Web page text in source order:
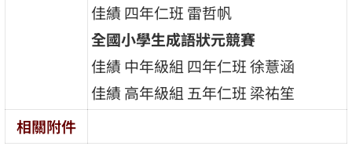
佳績 四年仁班 雷哲帆
全國小學生成語狀元競賽
佳績 中年級組 四年仁班 徐薏涵
佳績 高年級組 五年仁班 梁祐笙
相關附件